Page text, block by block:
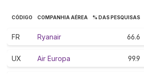
CÓDIGO COMPANHIA AÉREA % DAS PESQUISAS
FR Ryanair 66.6
UX Air Europa 99.9